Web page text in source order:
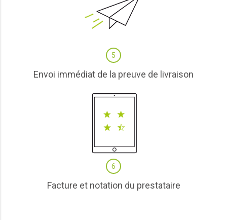
5
Envoi immédiat de la preuve de livraison
6
Facture et notation du prestataire